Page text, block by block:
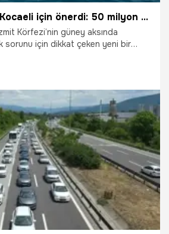
Akademisyenler Kocaeli için önerdi: 50 milyon dolarlık proje!
Körfezi’nin güney aksında
sorunu için dikkat çeken yeni bir